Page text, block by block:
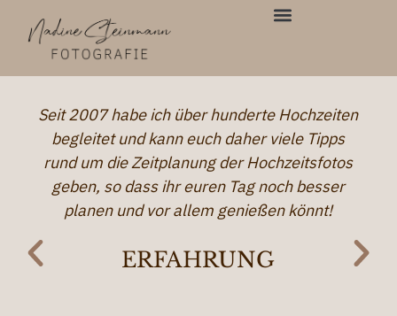
springen
Seit 2007 habe ich über hunderte Hochzeiten
begleitet und kann euch daher viele Tipps
rund um die Zeitplanung der Hochzeitsfotos
geben, so dass ihr euren Tag noch besser
planen und vor allem genießen könnt!
ERFAHRUNG